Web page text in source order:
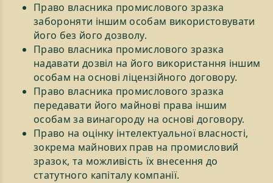
Право власника промислового зразка
забороняти іншим особам використовувати
його без його дозволу.
Право власника промислового зразка
надавати дозвіл на його використання іншим
особам на основі ліцензійного договору.
Право власника промислового зразка
передавати його майнові права іншим
особам за винагороду на основі договору.
Право на оцінку інтелектуальної власності,
зокрема майнових прав на промисловий
зразок, та можливість їх внесення до
статутного капіталу компанії.